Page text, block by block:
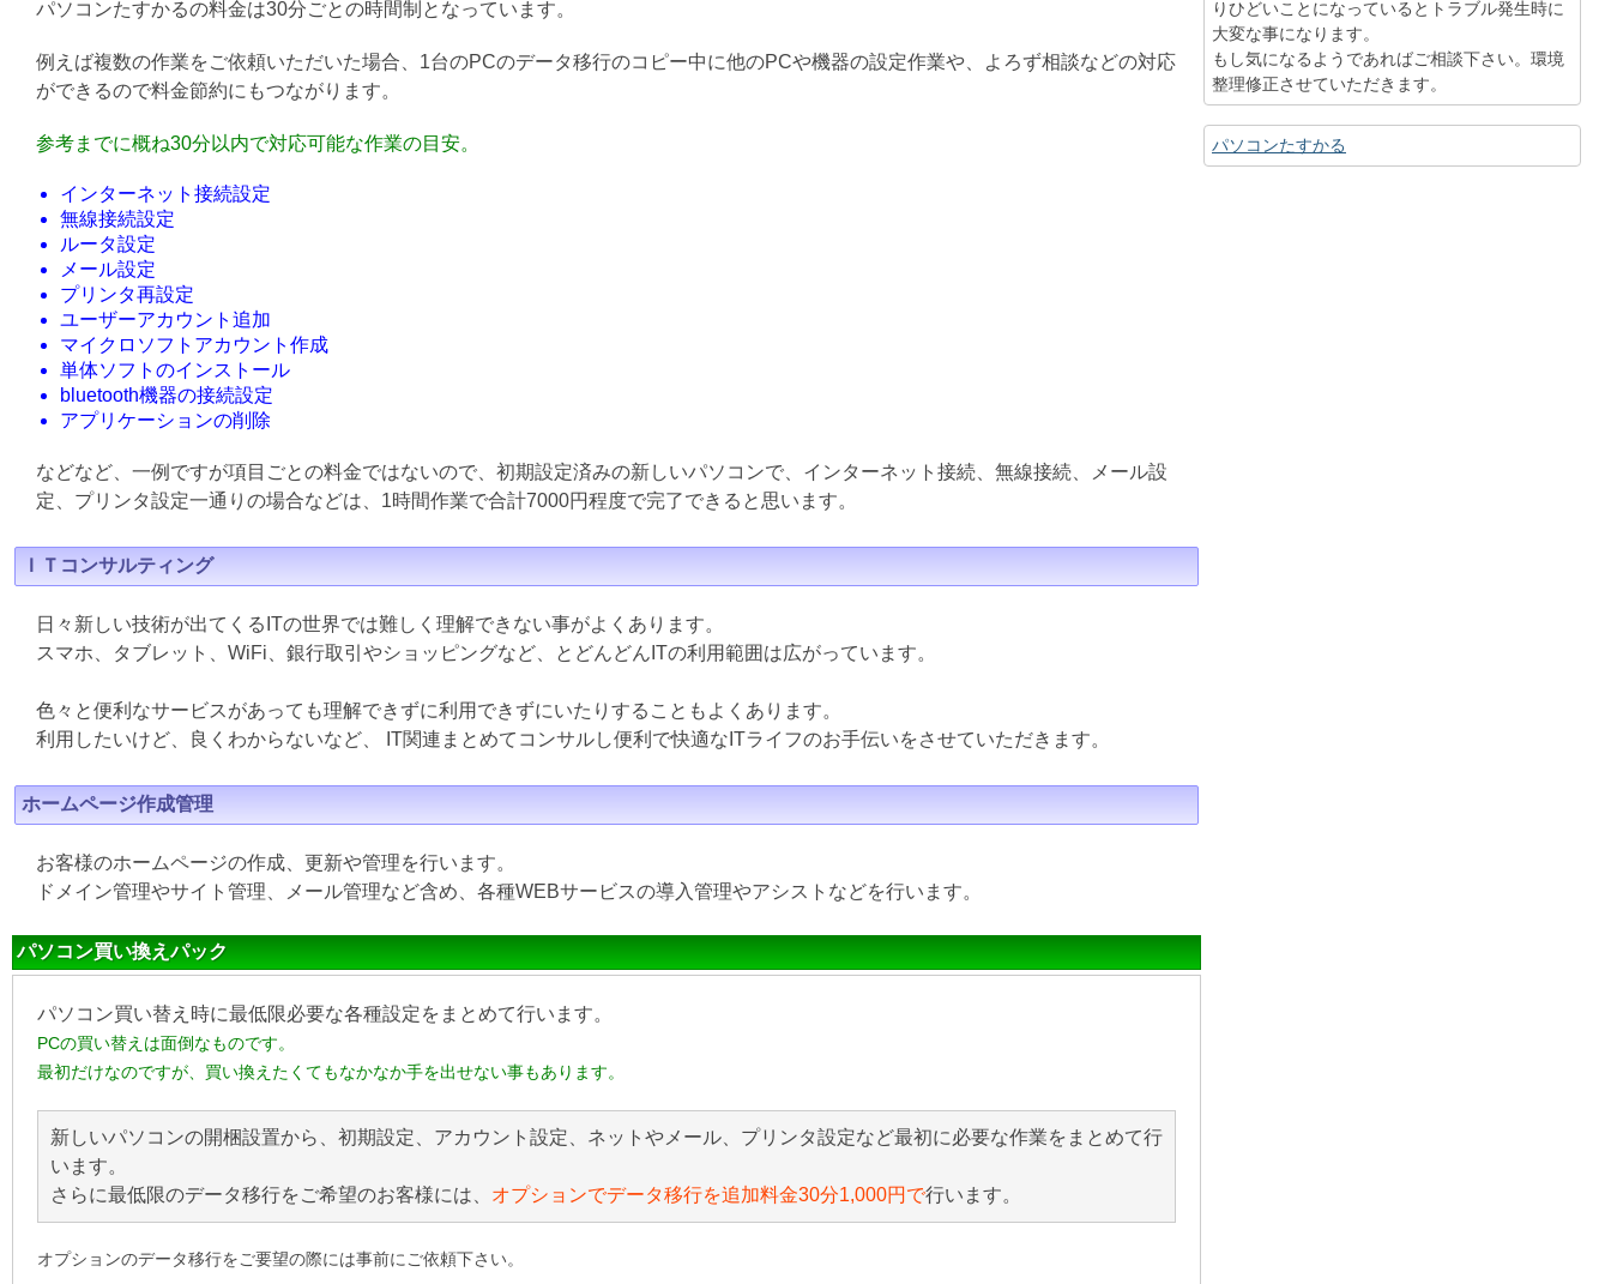
パソコンたすかるの料金は30分ごとの時間制となっています。
例えば複数の作業をご依頼いただいた場合、1台のPCのデータ移行のコピー中に他のPCや機器の設定作業や、よろず相談などの対応
ができるので料金節約にもつながります。
参考までに概ね30分以内で対応可能な作業の目安。
インターネット接続設定
無線接続設定
ルータ設定
メール設定
プリンタ再設定
ユーザーアカウント追加
マイクロソフトアカウント作成
単体ソフトのインストール
bluetooth機器の接続設定
アプリケーションの削除
などなど、一例ですが項目ごとの料金ではないので、初期設定済みの新しいパソコンで、インターネット接続、無線接続、メール設
定、プリンタ設定一通りの場合などは、1時間作業で合計7000円程度で完了できると思います。
ＩＴコンサルティング
日々新しい技術が出てくるITの世界では難しく理解できない事がよくあります。
スマホ、タブレット、WiFi、銀行取引やショッピングなど、とどんどんITの利用範囲は広がっています。
色々と便利なサービスがあっても理解できずに利用できずにいたりすることもよくあります。
利用したいけど、良くわからないなど、 IT関連まとめてコンサルし便利で快適なITライフのお手伝いをさせていただきます。
ホームページ作成管理
お客様のホームページの作成、更新や管理を行います。
ドメイン管理やサイト管理、メール管理など含め、各種WEBサービスの導入管理やアシストなどを行います。
パソコン買い換えパック
パソコン買い替え時に最低限必要な各種設定をまとめて行います。
PCの買い替えは面倒なものです。
最初だけなのですが、買い換えたくてもなかなか手を出せない事もあります。
新しいパソコンの開梱設置から、初期設定、アカウント設定、ネットやメール、プリンタ設定など最初に必要な作業をまとめて行
います。
さらに最低限のデータ移行をご希望のお客様には、 オプションでデータ移行を追加料金30分1,000円で行います。
オプションのデータ移行をご要望の際には事前にご依頼下さい。
りひどいことになっているとトラブル発生時に
大変な事になります。
もし気になるようであればご相談下さい。環境
整理修正させていただきます。
パソコンたすかる